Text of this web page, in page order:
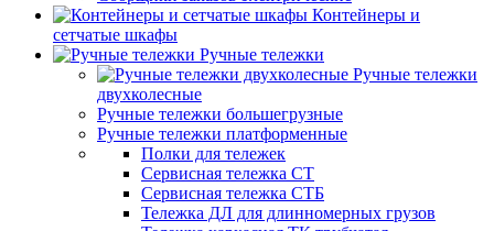
Контейнеры и
сетчатые шкафы
Ручные тележки
Ручные тележки
двухколесные
Ручные тележки большегрузные
Ручные тележки платформенные
Полки для тележек
Сервисная тележка СТ
Сервисная тележка СТБ
Тележка ДЛ для длинномерных грузов